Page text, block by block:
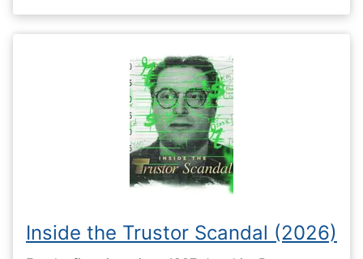
Inside the Trustor Scandal (2026)